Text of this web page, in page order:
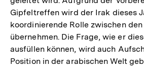
Gipfeltreffen wird der Irak dieses
koordinierende Rolle zwischen
übernehmen. Die Frage, wie er
ausfüllen können, wird auch
Position in der arabischen Welt